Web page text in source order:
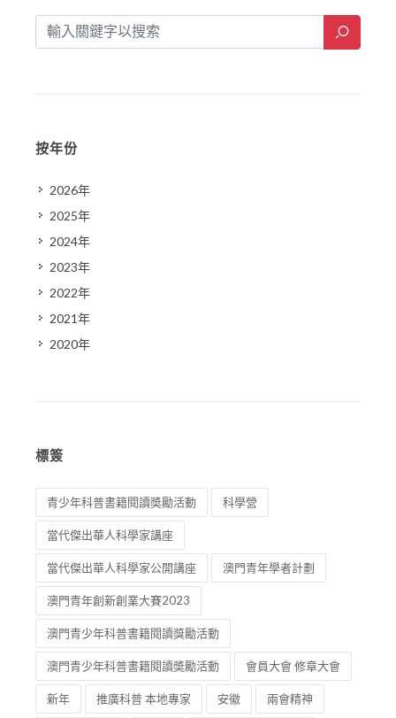
按年份
2026年
2025年
2024年
2023年
2022年
2021年
2020年
標簽
青少年科普書籍閱讀奬勵活動 科學營
當代傑出華人科學家講座
當代傑出華人科學家公開講座 澳門青年學者計劃
澳門青年創新創業大賽2023
澳門青少年科普書籍閱讀獎勵活動
澳門青少年科普書籍閱讀奬勵活動 會員大會 修章大會
新年 推廣科普 本地專家 安徽 兩會精神